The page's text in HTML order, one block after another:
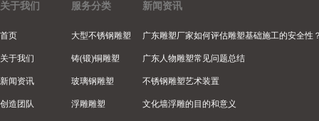
关于我们
首页
关于我们
新闻资讯
创造团队
服务分类
大型不锈钢雕塑
铸(锻)铜雕塑
玻璃钢雕塑
浮雕雕塑
新闻资讯
广东雕塑厂家如何评估雕塑基础施工的安全性
广东人物雕塑常见问题总结
不锈钢雕塑艺术装置
文化墙浮雕的目的和意义